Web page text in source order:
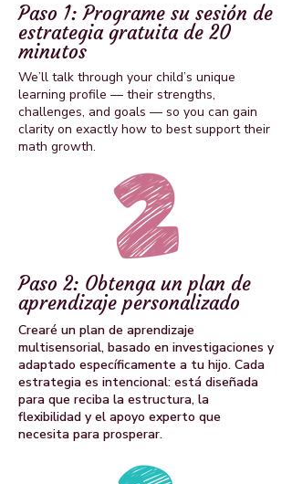
Paso 1: Programe su sesión de
estrategia gratuita de 20
minutos
We’ll talk through your child’s unique
learning profile — their strengths,
challenges, and goals — so you can gain
clarity on exactly how to best support their
math growth.
Paso 2: Obtenga un plan de
aprendizaje personalizado
Crearé un plan de aprendizaje
multisensorial, basado en investigaciones y
adaptado específicamente a tu hijo. Cada
estrategia es intencional: está diseñada
para que reciba la estructura, la
flexibilidad y el apoyo experto que
necesita para prosperar.